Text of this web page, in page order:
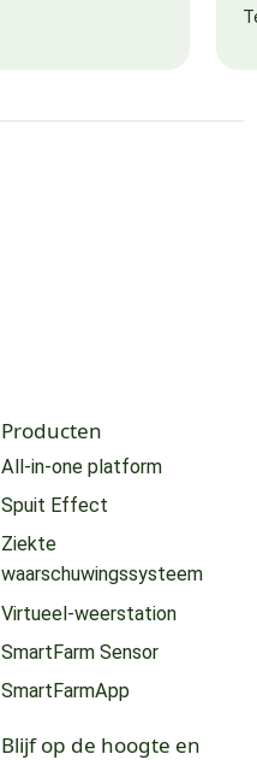
Producten
All-in-one platform
Spuit Effect
Ziekte
waarschuwingssysteem
Virtueel-weerstation
SmartFarm Sensor
SmartFarmApp
Blijf op de hoogte en